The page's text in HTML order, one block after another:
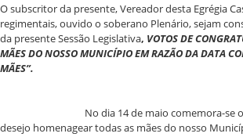
O subscritor da presente, Vereador desta Egrégia
regimentais, ouvido o soberano Plenário, sejam
da presente Sessão Legislativa, VOTOS DE
MÃES DO NOSSO MUNICÍPIO EM RAZÃO DA DATA
MÃES”.
No dia 14 de maio comemora-se
desejo homenagear todas as mães do nosso